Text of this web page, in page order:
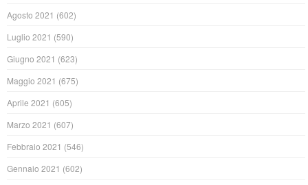
Agosto 2021 (602)
Luglio 2021 (590)
Giugno 2021 (623)
Maggio 2021 (675)
Aprile 2021 (605)
Marzo 2021 (607)
Febbraio 2021 (546)
Gennaio 2021 (602)